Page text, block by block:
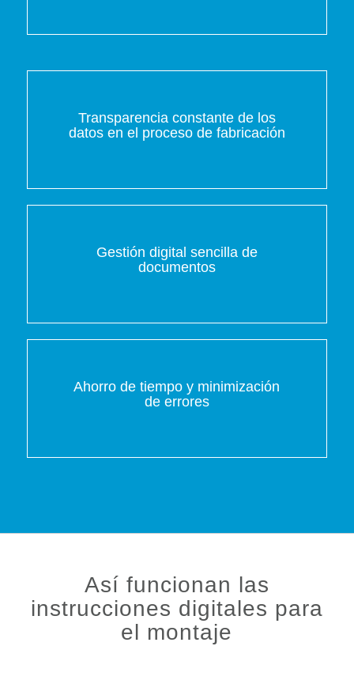
Transparencia constante de los
datos en el proceso de fabricación
Gestión digital sencilla de
documentos
Ahorro de tiempo y minimización
de errores
Así funcionan las
instrucciones digitales para
el montaje